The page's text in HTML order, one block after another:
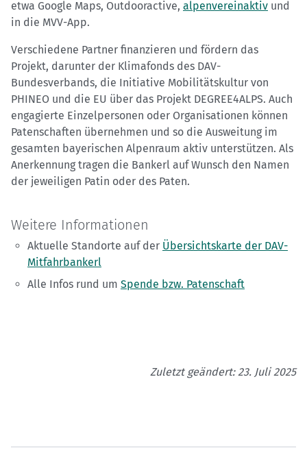
etwa Google Maps, Outdooractive, alpenvereinaktiv und
in die MVV-App.
Verschiedene Partner finanzieren und fördern das
Projekt, darunter der Klimafonds des DAV-
Bundesverbands, die Initiative Mobilitätskultur von
PHINEO und die EU über das Projekt DEGREE4ALPS. Auch
engagierte Einzelpersonen oder Organisationen können
Patenschaften übernehmen und so die Ausweitung im
gesamten bayerischen Alpenraum aktiv unterstützen. Als
Anerkennung tragen die Bankerl auf Wunsch den Namen
der jeweiligen Patin oder des Paten.
Weitere Informationen
Aktuelle Standorte auf der Übersichtskarte der DAV-
Mitfahrbankerl
Alle Infos rund um Spende bzw. Patenschaft
Zuletzt geändert: 23. Juli 2025